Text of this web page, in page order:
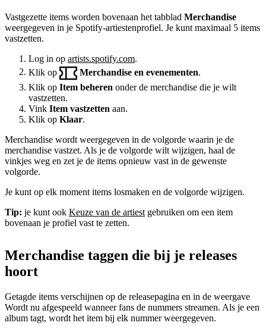
Vastgezette items worden bovenaan het tabblad Merchandise
weergegeven in je Spotify-artiestenprofiel. Je kunt maximaal 5 items
vastzetten.
Log in op artists.spotify.com.
Klik op
Merchandise en evenementen
Klik op Item beheren onder de merchandise die je wilt
vastzetten.
Vink Item vastzetten aan.
Klik op Klaar.
Merchandise wordt weergegeven in de volgorde waarin je de
merchandise vastzet. Als je de volgorde wilt wijzigen, haal de
vinkjes weg en zet je de items opnieuw vast in de gewenste
volgorde.
Je kunt op elk moment items losmaken en de volgorde wijzigen.
Tip: je kunt ook Keuze van de artiest gebruiken om een item
bovenaan je profiel vast te zetten.
Merchandise taggen die bij je releases
hoort
Getagde items verschijnen op de releasepagina en in de weergave
Wordt nu afgespeeld wanneer fans de nummers streamen. Als je een
album tagt, wordt het item bij elk nummer weergegeven.